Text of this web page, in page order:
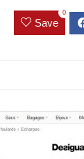
Save
0